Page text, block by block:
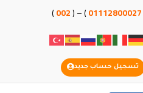
01112800027
) – (
002
)
تسجيل حساب جديد